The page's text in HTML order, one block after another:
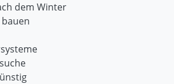
dem Winter